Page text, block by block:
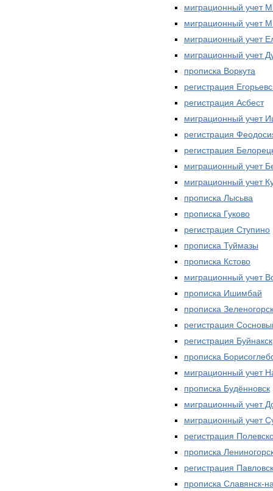
миграционный учет
миграционный учет
миграционный учет
миграционный учет
прописка Воркута
регистрация
регистрация Асбест
миграционный учет
регистрация
регистрация
миграционный учет
миграционный учет
прописка Лысьва
прописка Гуково
регистрация Ступино
прописка Туймазы
прописка Кстово
миграционный учет
прописка Ишимбай
прописка Зеленогорск
регистрация
регистрация Буйнакск
прописка
миграционный учет
прописка Будённовск
миграционный учет
миграционный учет
регистрация
прописка
регистрация
прописка Славянск-